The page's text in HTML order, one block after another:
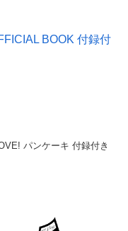
BOOK 付録付
パンケーキ 付録付き